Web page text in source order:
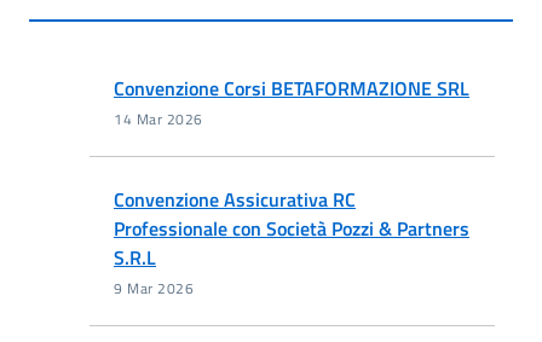
Convenzione Corsi BETAFORMAZIONE SRL
14 Mar 2026
Convenzione Assicurativa RC
Professionale con Società Pozzi & Partners
S.R.L
9 Mar 2026